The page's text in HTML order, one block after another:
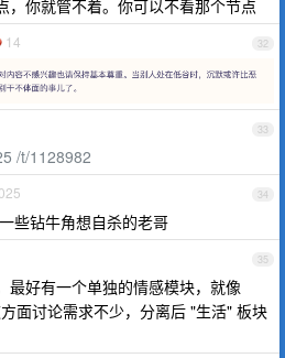
，你就管不着。你可以不看那个节点
32
14
33
/t/1128982
34
些钻牛角想自杀的老哥
35
最好有一个单独的情感模块，就像
面讨论需求不少，分离后 "生活" 板块